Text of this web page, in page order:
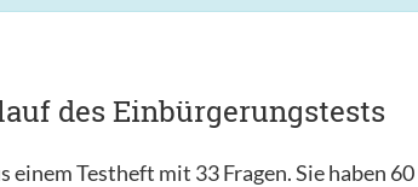
des Einbürgerungstests
Testheft mit 33 Fragen. Sie haben